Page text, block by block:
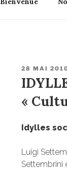
PUBLIÉ
28 MAI
«
Idylles
Luigi
Settembrini